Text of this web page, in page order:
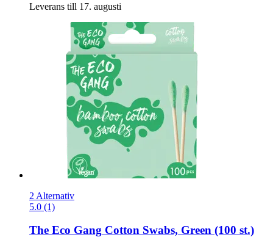
Leverans till 17. augusti
2 Alternativ
5.0 (1)
The Eco Gang Cotton Swabs, Green (100 st.)